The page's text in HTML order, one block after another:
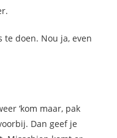
te doen. Nou ja, even
‘kom maar, pak
Dan geef je